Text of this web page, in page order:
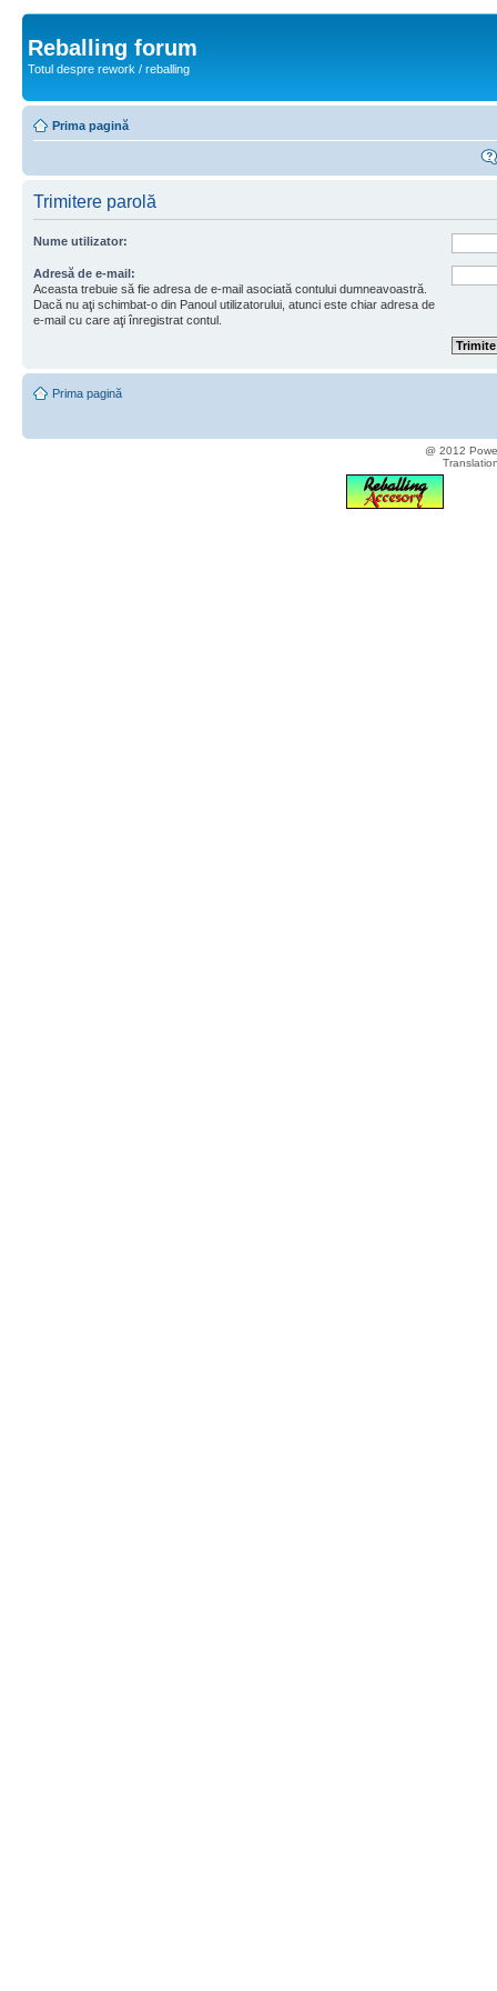
Reballing forum
Totul despre rework / reballing
Prima pagină
Trimitere parolă
Nume utilizator:
Adresă de e-mail:
Aceasta trebuie să fie adresa de e-mail asociată contului dumneavoastră.
Dacă nu aţi schimbat-o din Panoul utilizatorului, atunci este chiar adresa de
e-mail cu care aţi înregistrat contul.
Prima pagină
@ 2012